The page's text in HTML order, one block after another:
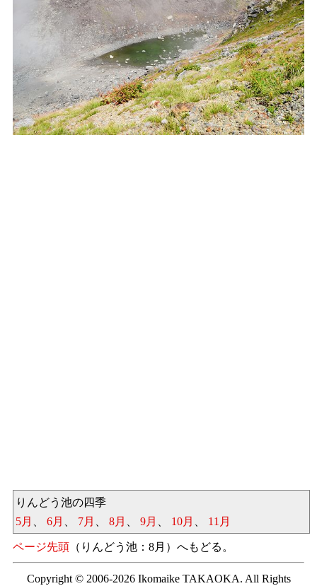
りんどう池の四季
5月
6月 7月 8月 9月 10月 11月
ページ先頭 （りんどう池：8月）へもどる。
Copyright © 2006-2026 Ikomaike TAKAOKA. All Rights